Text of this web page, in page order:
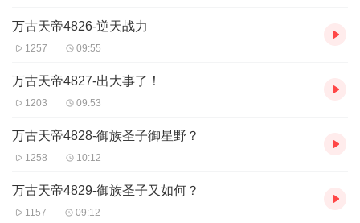
万古天帝4826-逆天战力
1257 09:55
万古天帝4827-出大事了！
1203 09:53
万古天帝4828-御族圣子御星野？
1258 10:12
万古天帝4829-御族圣子又如何？
1157 09:12